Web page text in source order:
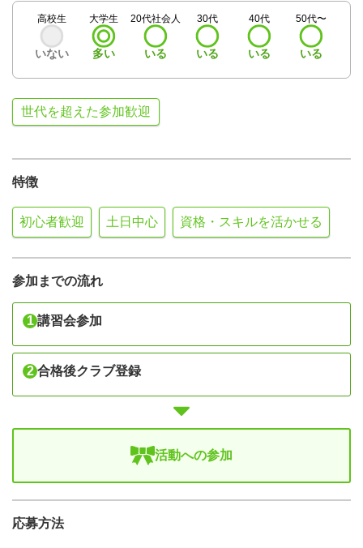
高校生
いない
大学生
多い
20代社会人
いる
30代
いる
40代
いる
50代〜
いる
世代を超えた参加歓迎
特徴
初心者歓迎 土日中心 資格・スキルを活かせる
参加までの流れ
1 講習会参加
2 合格後クラブ登録
活動への参加
応募方法